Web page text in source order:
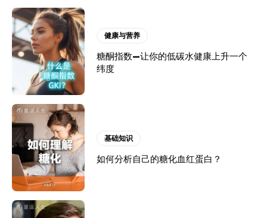
健康与营养
糖酮指数—让你的低碳水健康上升一个
纬度
基础知识
如何分析自己的糖化血红蛋白？